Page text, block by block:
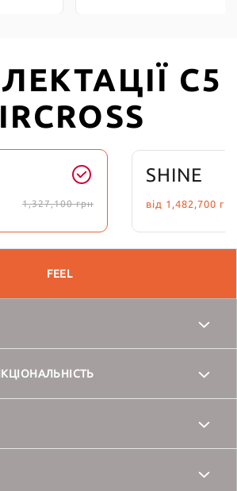
C5
1,327,100грн
SHINE
від 1,482,700
FEEL
система
керма
сидіньколесо